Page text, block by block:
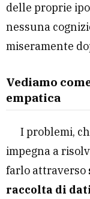
delle proprie
nessuna
miseramente
Vediamo
empatica
I problemi,
impegna a
farlo attraverso
raccolta di